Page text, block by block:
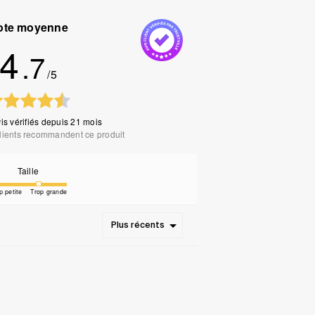
moyenne
4.7/5
vérifiés depuis 21 mois
recommandent ce produit
Taille
petite Trop grande
Plus récents